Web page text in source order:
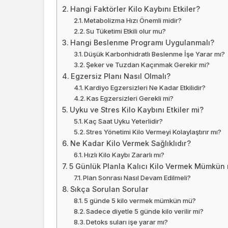
Hangi Faktörler Kilo Kaybını Etkiler?
Metabolizma Hızı Önemli midir?
Su Tüketimi Etkili olur mu?
Hangi Beslenme Programı Uygulanmalı?
Düşük Karbonhidratlı Beslenme İşe Yarar mı?
Şeker ve Tuzdan Kaçınmak Gerekir mi?
Egzersiz Planı Nasıl Olmalı?
Kardiyo Egzersizleri Ne Kadar Etkilidir?
Kas Egzersizleri Gerekli mi?
Uyku ve Stres Kilo Kaybını Etkiler mi?
Kaç Saat Uyku Yeterlidir?
Stres Yönetimi Kilo Vermeyi Kolaylaştırır mı?
Ne Kadar Kilo Vermek Sağlıklıdır?
Hızlı Kilo Kaybı Zararlı mı?
5 Günlük Planla Kalıcı Kilo Vermek Mümkün
Plan Sonrası Nasıl Devam Edilmeli?
Sıkça Sorulan Sorular
5 günde 5 kilo vermek mümkün mü?
Sadece diyetle 5 günde kilo verilir mi?
Detoks suları işe yarar mı?